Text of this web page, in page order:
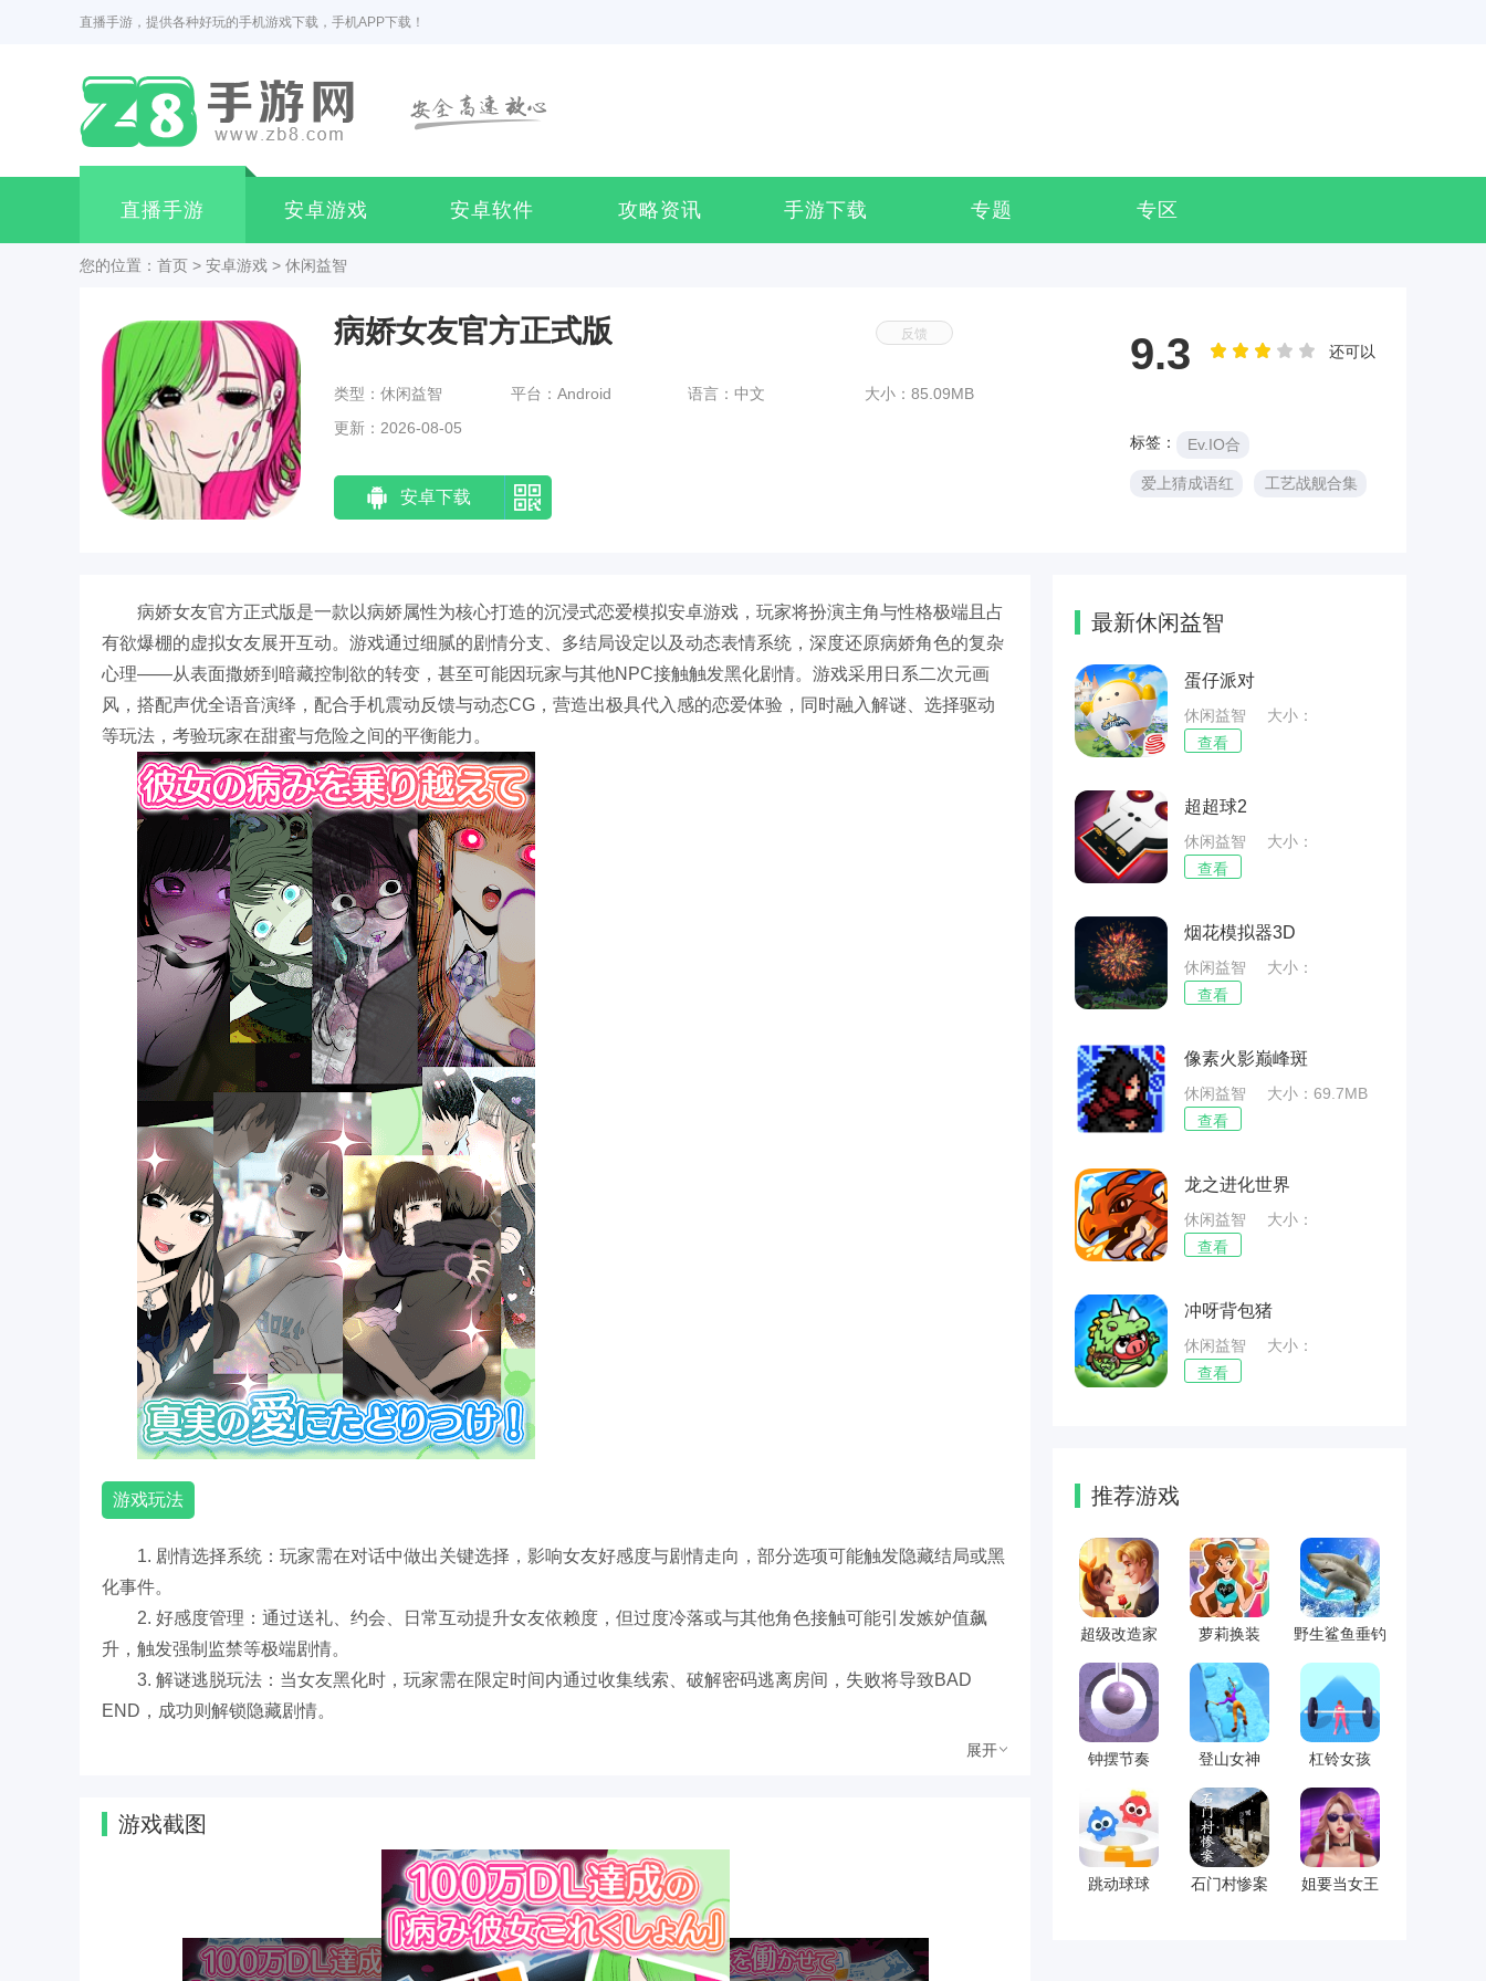
直播手游，提供各种好玩的手机游戏下载，手机APP下载！
直播手游 安卓游戏 安卓软件 攻略资讯 手游下载 专题 专区
您的位置： 首页 > 安卓游戏 > 休闲益智
类型：休闲益智 平台：Android 语言：中文
大小：85.09MB
更新：2026-08-05
安卓下载
还可以
9.3
标签： Ev.IO合
爱上猜成语红 工艺战舰合集
病娇女友官方正式版
病娇女友官方正式版是一款以病娇属性为核心打造的沉浸式恋爱模拟安卓游戏，玩家将扮演主角与性格极端且占
有欲爆棚的虚拟女友展开互动。游戏通过细腻的剧情分支、多结局设定以及动态表情系统，深度还原病娇角色的复杂
心理——从表面撒娇到暗藏控制欲的转变，甚至可能因玩家与其他NPC接触触发黑化剧情。游戏采用日系二次元画
风，搭配声优全语音演绎，配合手机震动反馈与动态CG，营造出极具代入感的恋爱体验，同时融入解谜、选择驱动
等玩法，考验玩家在甜蜜与危险之间的平衡能力。
游戏玩法
1. 剧情选择系统：玩家需在对话中做出关键选择，影响女友好感度与剧情走向，部分选项可能触发隐藏结局或黑
化事件。
2. 好感度管理：通过送礼、约会、日常互动提升女友依赖度，但过度冷落或与其他角色接触可能引发嫉妒值飙
升，触发强制监禁等极端剧情。
3. 解谜逃脱玩法：当女友黑化时，玩家需在限定时间内通过收集线索、破解密码逃离房间，失败将导致BAD
END，成功则解锁隐藏剧情。
1. 适配平台：仅支持安卓系统，需Android 5.0及以上版本，占用存储空间约2GB。
2. 语言支持：提供中文、日文、英文三语界面，剧情全程配音（部分角色需下载额外语音包）。
3. 付费模式：基础剧情免费，部分高级服装、CG场景需通过内购解锁，首充赠送限定病娇表情包。
4. 年龄限制：因涉及暴力、控制欲等敏感内容，建议18岁以上玩家体验，部分场景需通过年龄验证。
5. 存档机制：支持多周目存档，玩家可回溯关键节点尝试不同选择，解锁全结局需完成至少3轮游戏。
展开
游戏截图
最新休闲益智
蛋仔派对
休闲益智
大小：
75.43MB
查看
超超球2
休闲益智
大小：
70.14MB
查看
烟花模拟器3D
休闲益智
大小：
38.95MB
查看
像素火影巅峰斑
休闲益智
大小：69.7MB
查看
龙之进化世界
休闲益智
大小：
52.58MB
查看
冲呀背包猪
休闲益智
大小：
45.13MB
查看
推荐游戏
超级改造家 萝莉换装 野生鲨鱼垂钓
钟摆节奏 登山女神 杠铃女孩
跳动球球 石门村惨案 姐要当女王
反馈